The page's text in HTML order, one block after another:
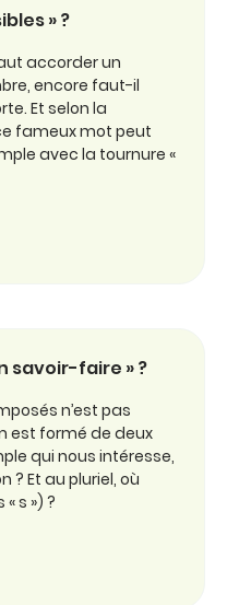
» ?
accorder un
encore faut-il
Et selon la
fameux mot peut
avec la tournure «
savoir-faire » ?
n’est pas
est formé de deux
qui nous intéresse,
? Et au pluriel, où
s ») ?